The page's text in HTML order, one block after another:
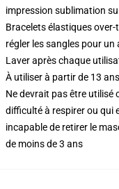
impression sublimation
Bracelets élastiques
régler les sangles pour
Laver après chaque
À utiliser à partir de 13
Ne devrait pas être utilisé
difficulté à respirer ou qui
incapable de retirer le
de moins de 3 ans